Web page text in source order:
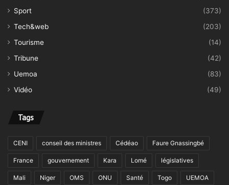
Sport
(373)
Tech&web
(203)
Tourisme
(14)
Tribune
(42)
Uemoa
(83)
Vidéo
(49)
Tags
CENI conseil des ministres Cédéao Faure Gnassingbé
France gouvernement Kara Lomé législatives
Mali Niger OMS ONU Santé Togo UEMOA